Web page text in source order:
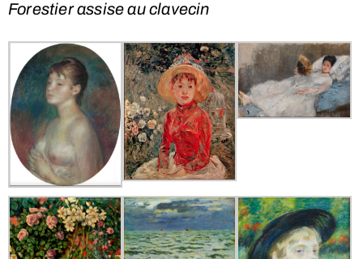
Forestier assise au clavecin